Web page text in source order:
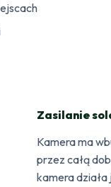
Zasilanie
Kamera ma
przez całą
kamera